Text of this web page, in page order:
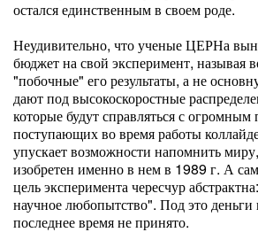
остался единственным в своем роде.
Неудивительно, что ученые ЦЕРНа
бюджет на свой эксперимент, называя
"побочные" его результаты, а не
дают под высокоскоростные
которые будут справляться с
поступающих во время работы
упускает возможности напомнить
изобретен именно в нем в 1989 г. А
цель эксперимента чересчур
научное любопытство". Под это деньги
последнее время не принято.